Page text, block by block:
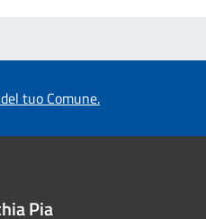
tuo Comune.
Pia